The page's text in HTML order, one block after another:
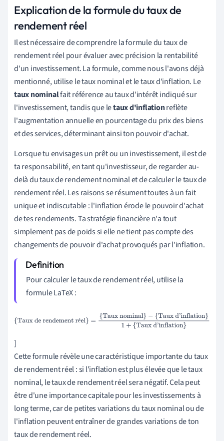
Explication de la formule du taux de
rendement réel
Il est nécessaire de comprendre la formule du taux de
rendement réel pour évaluer avec précision la rentabilité
d'un investissement. La formule, comme nous l'avons déjà
mentionné, utilise le taux nominal et le taux d'inflation. Le
taux nominalfait référence au taux d'intérêt indiqué sur
l'investissement, tandis que letaux d'inflationreflète
l'augmentation annuelle en pourcentage du prix des biens
et des services, déterminant ainsi ton pouvoir d'achat.
Lorsque tu envisages un prêt ou un investissement, il est de
ta responsabilité, en tant qu'investisseur, de regarder au-
delà du taux de rendement nominal et de calculer le taux de
rendement réel. Les raisons se résument toutes à un fait
unique et indiscutable : l'inflation érode le pouvoir d'achat
de tes rendements. Ta stratégie financière n'a tout
simplement pas de poids si elle ne tient pas compte des
changements de pouvoir d'achat provoqués par l'inflation.
Pour calculer le taux de rendement réel, utilise la
formule LaTeX :
é
{Taux de rendement réel}={Taux nominal}−{Taux
{Taux d'inflation}
]
Cette formule révèle une caractéristique importante du taux
de rendement réel : si l'inflation est plus élevée que le taux
nominal, le taux de rendement réel sera négatif. Cela peut
être d'une importance capitale pour les investissements à
long terme, car de petites variations du taux nominal ou de
l'inflation peuvent entraîner de grandes variations de ton
taux de rendement réel.